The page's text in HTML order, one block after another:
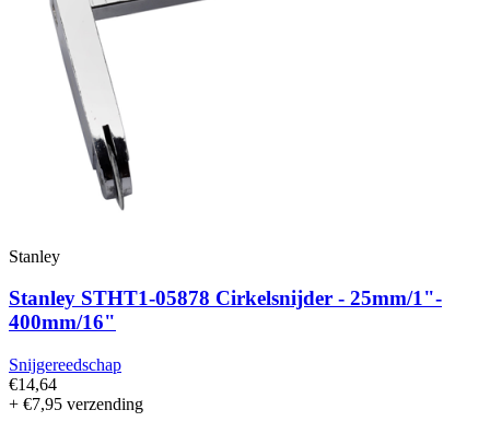
Stanley
Stanley STHT1-05878 Cirkelsnijder - 25mm/1"-
400mm/16"
Snijgereedschap
€14,64
+ €7,95 verzending